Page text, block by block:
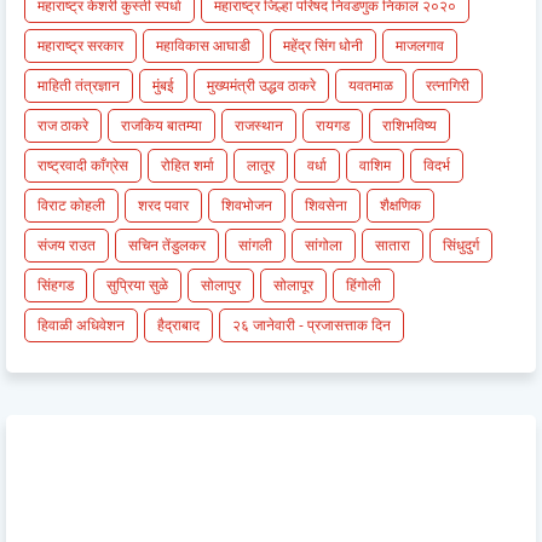
महाराष्ट्र केशरी कुस्ती स्पर्धा
महाराष्ट्र जिल्हा परिषद निवडणुक निकाल २०२०
महाराष्ट्र सरकार
महाविकास आघाडी महेंद्र सिंग धोनी
माजलगाव
माहिती तंत्रज्ञान
मुंबई मुख्यमंत्री उद्धव ठाकरे यवतमाळ
रत्नागिरी
राज ठाकरे
राजकिय बातम्या राजस्थान रायगड
राशिभविष्य
राष्ट्रवादी काँग्रेस
रोहित शर्मा लातूर वर्धा वाशिम
विदर्भ
विराट कोहली
शरद पवार शिवभोजन शिवसेना
शैक्षणिक
संजय राउत
सचिन तेंडुलकर सांगली सांगोला सातारा
सिंधुदुर्ग
सिंहगड
सुप्रिया सुळे सोलापुर सोलापूर
हिंगोली
हिवाळी अधिवेशन
हैद्राबाद २६ जानेवारी - प्रजासत्ताक दिन